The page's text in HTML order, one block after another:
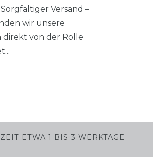
Versand –
wir unsere
direkt von der Rolle
ETWA 1 BIS 3 WERKTAGE